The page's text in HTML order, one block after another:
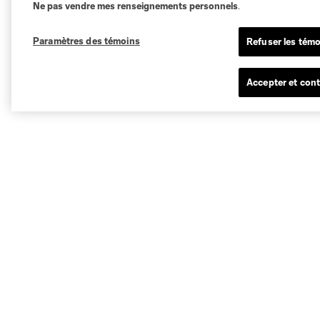
Ne pas vendre mes renseignements personnels.
Paramètres des témoins Refuser les
Accepter et